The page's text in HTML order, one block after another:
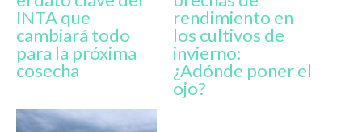
INTA que
cambiará todo
para la próxima
cosecha
rendimiento en
los cultivos de
invierno:
¿Adónde poner el
ojo?